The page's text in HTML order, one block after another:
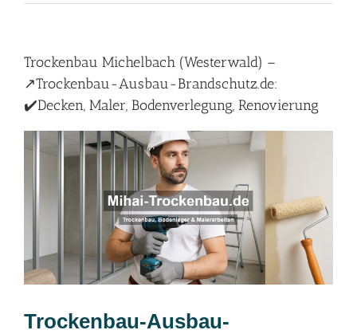
Trockenbau Michelbach (Westerwald) –
↗️Trockenbau-Ausbau-Brandschutz.de:
✔️Decken, Maler, Bodenverlegung, Renovierung
Trockenbau-Ausbau-